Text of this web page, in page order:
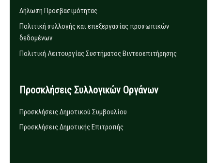
Δήλωση Προσβασιμότητας
Πολιτική συλλογής και επεξεργασίας προσωπικών
δεδομένων
Πολιτική Λειτουργίας Συστήματος Βιντεοεπιτήρησης
Προσκλήσεις Συλλογικών Οργάνων
Προσκλήσεις Δημοτικού Συμβουλίου
Προσκλήσεις Δημοτικής Επιτροπής